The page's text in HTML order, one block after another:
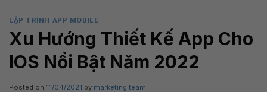
LẬP TRÌNH APP MOBILE
Xu Hướng Thiết Kế App Cho
IOS Nổi Bật Năm 2022
Posted on 11/04/2021 by marketing team